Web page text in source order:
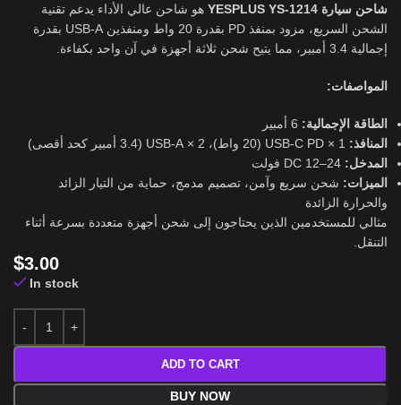
شاحن سيارة YESPLUS YS-1214
هو شاحن عالي الأداء يدعم تقنية
الشحن السريع، مزود بمنفذ PD بقدرة 20 واط ومنفذين USB-A بقدرة
إجمالية 3.4 أمبير، مما يتيح شحن ثلاثة أجهزة في آن واحد بكفاءة.
المواصفات:
الطاقة الإجمالية:
المنافذ:
المدخل: DC 12–24 فولت
الميزات: شحن سريع وآمن، تصميم مدمج، حماية من التيار الزائد
والحرارة الزائدة
مثالي للمستخدمين الذين يحتاجون إلى شحن أجهزة متعددة بسرعة أثناء
التنقل.
$3.00
In stock
ADD TO CART
BUY NOW